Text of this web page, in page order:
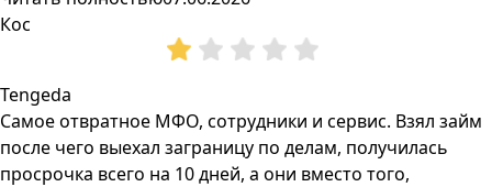
Кос
Tengeda
Самое отвратное МФО, сотрудники и сервис. Взял займ
после чего выехал заграницу по делам, получилась
просрочка всего на 10 дней, а они вместо того,